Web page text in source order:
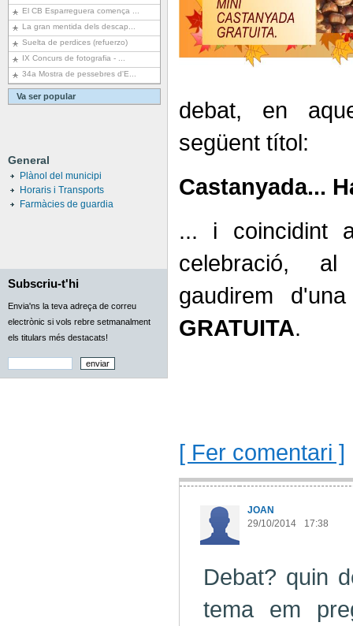
El CB Esparreguera comença ...
La gran mentida dels descap...
Suelta de perdices (refuerzo)
IX Concurs de fotografia - ...
34a Mostra de pessebres d'E...
Va ser popular
General
Plànol del municipi
Horaris i Transports
Farmàcies de guardia
Subscriu-t'hi
Envia'ns la teva adreça de correu
electrònic si vols rebre setmanalment
els titulars més destacats!
debat, en
següent títol:
Castanyada...
... i coincidint
celebració,
gaudirem
GRATUITA.
[ Fer comentari ]
JOAN
29/10/2014
17:38
Debat? quin
tema em